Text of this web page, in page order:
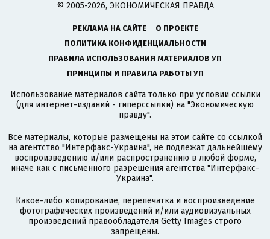
© 2005-2026, ЭКОНОМИЧЕСКАЯ ПРАВДА
РЕКЛАМА НА САЙТЕ
О ПРОЕКТЕ
ПОЛИТИКА КОНФИДЕНЦИАЛЬНОСТИ
ПРАВИЛА ИСПОЛЬЗОВАНИЯ МАТЕРИАЛОВ УП
ПРИНЦИПЫ И ПРАВИЛА РАБОТЫ УП
Использование материалов сайта только при условии ссылки
(для интернет-изданий - гиперссылки) на "Экономическую
правду".
Все материалы, которые размещены на этом сайте со ссылкой
на агентство "Интерфакс-Украина", не подлежат дальнейшему
воспроизведению и/или распространению в любой форме,
иначе как с письменного разрешения агентства "Интерфакс-
Украина".
Какое-либо копирование, перепечатка и воспроизведение
фотографических произведений и/или аудиовизуальных
произведений правообладателя Getty Images строго
запрещены.